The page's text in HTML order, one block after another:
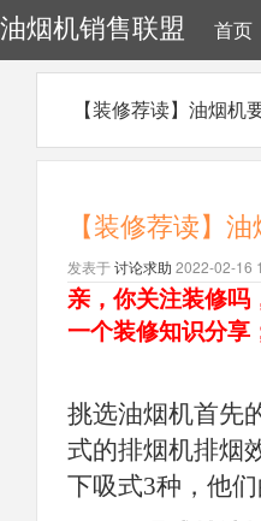
烟机销售联盟 首页
【装修荐读】油烟机
【装修荐读】
发表于讨论求助 2022-02-16
亲，你关注装修吗
一个装修知识分享
挑选油烟机首先
式的排烟机排烟
下吸式3种，他们